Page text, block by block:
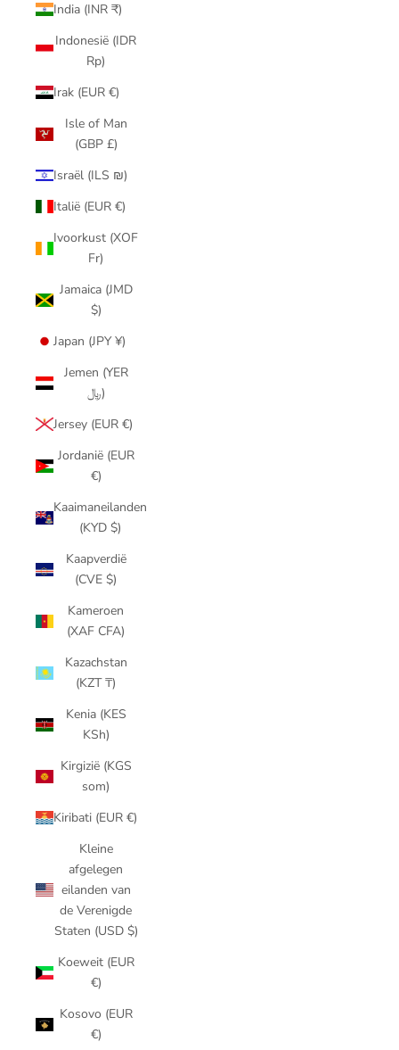
India (INR ₹)
Indonesië (IDR
Rp)
Irak (EUR €)
Isle of Man
(GBP £)
Israël (ILS ₪)
Italië (EUR €)
Ivoorkust (XOF
Fr)
Jamaica (JMD
$)
Japan (JPY ¥)
Jemen (YER
﷼)
Jersey (EUR €)
Jordanië (EUR
€)
Kaaimaneilanden
(KYD $)
Kaapverdië
(CVE $)
Kameroen
(XAF CFA)
Kazachstan
(KZT ₸)
Kenia (KES
KSh)
Kirgizië (KGS
som)
Kiribati (EUR €)
Kleine
afgelegen
eilanden van
de Verenigde
Staten (USD $)
Koeweit (EUR
€)
Kosovo (EUR
€)